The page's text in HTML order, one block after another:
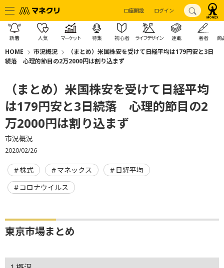
口座開設 ログイン
新着 人気 マーケット 特集 初心者 ライフデザイン 連載 著者 商
HOME 市況概況
（まとめ）米国株安を受けて日経平均は179円安と3日
続落 心理的節目の2万2000円は割り込まず
（まとめ）米国株安を受けて日経平均
は179円安と3日続落 心理的節目の2
万2000円は割り込まず
市況概況
2020/02/26
株式 マネックス
日経平均
コロナウイルス
東京市場まとめ